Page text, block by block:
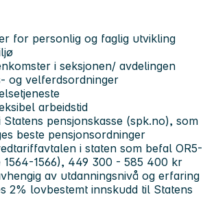
for personlig og faglig utvikling
i seksjonen/ avdelingen
og velferdsordninger
arbeidstid
Statens pensjonskasse (spk.no), som
beste pensjonsordninger
i staten som befal OR5-
1564-1566), 449 300 - 585 400 kr
av utdanningsnivå og erfaring
2% lovbestemt innskudd til Statens